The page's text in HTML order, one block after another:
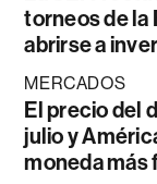
torneos de la
abrirse a
MERCADOS
El precio del
julio y
moneda más